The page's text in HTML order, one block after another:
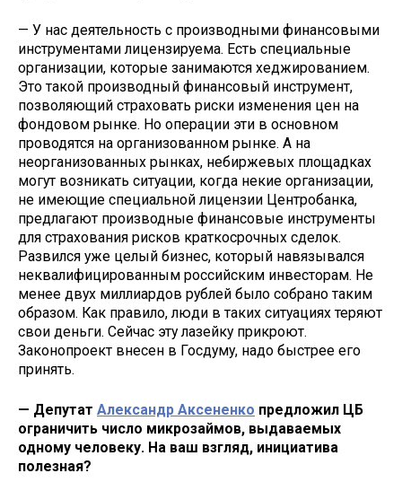
— У нас деятельность с производными финансовыми
инструментами лицензируема. Есть специальные
организации, которые занимаются хеджированием.
Это такой производный финансовый инструмент,
позволяющий страховать риски изменения цен на
фондовом рынке. Но операции эти в основном
проводятся на организованном рынке. А на
неорганизованных рынках, небиржевых площадках
могут возникать ситуации, когда некие организации,
не имеющие специальной лицензии Центробанка,
предлагают производные финансовые инструменты
для страхования рисков краткосрочных сделок.
Развился уже целый бизнес, который навязывался
неквалифицированным российским инвесторам. Не
менее двух миллиардов рублей было собрано таким
образом. Как правило, люди в таких ситуациях теряют
свои деньги. Сейчас эту лазейку прикроют.
Законопроект внесен в Госдуму, надо быстрее его
принять.
— Депутат Александр Аксененко предложил ЦБ
ограничить число микрозаймов, выдаваемых
одному человеку. На ваш взгляд, инициатива
полезная?